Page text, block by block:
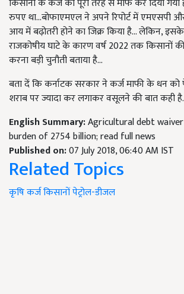
किसानों के कर्ज को पूरी तरह से माफ कर दिया
रुपए था...बोफाएमएल ने अपने रिपोर्ट में एमएसपी
आय में बढ़ोतरी होने का जिक्र किया है... लेकिन,
राजकोषीय घाटे के कारण वर्ष 2022 तक किसानों
करना बड़ी चुनौती बताया है...
बता दें कि कर्नाटक सरकार ने कर्ज माफी के धन को
शराब पर ज्यादा कर लगाकर वसूलने की बात कही
English Summary:Agricultural debt
burden of 2754 billion; read full news
Published on:07 July 2018, 06:40 AM IST
Related Topics
कृषिकर्जकिसानोंपेट्रोल-डीजल